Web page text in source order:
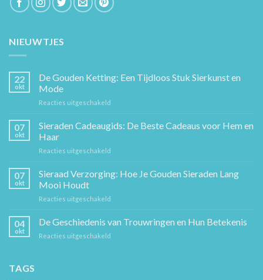
NIEUWTJES
22
okt
De Gouden Ketting: Een Tijdloos Stuk Sierkunst en
Mode
Reacties uitgeschakeld
Gouden
Sierkunst
07
okt
Sieraden Cadeaugids: De Beste Cadeaus voor Hem en
Haar
Reacties uitgeschakeld
Cadeaugids:
De
Hem
07
okt
Sieraad Verzorging: Hoe Je Gouden Sieraden Lang
Mooi Houdt
Reacties uitgeschakeld
Verzorging:
04
okt
De Geschiedenis van Trouwringen en Hun Betekenis
Reacties uitgeschakeld
TAGS